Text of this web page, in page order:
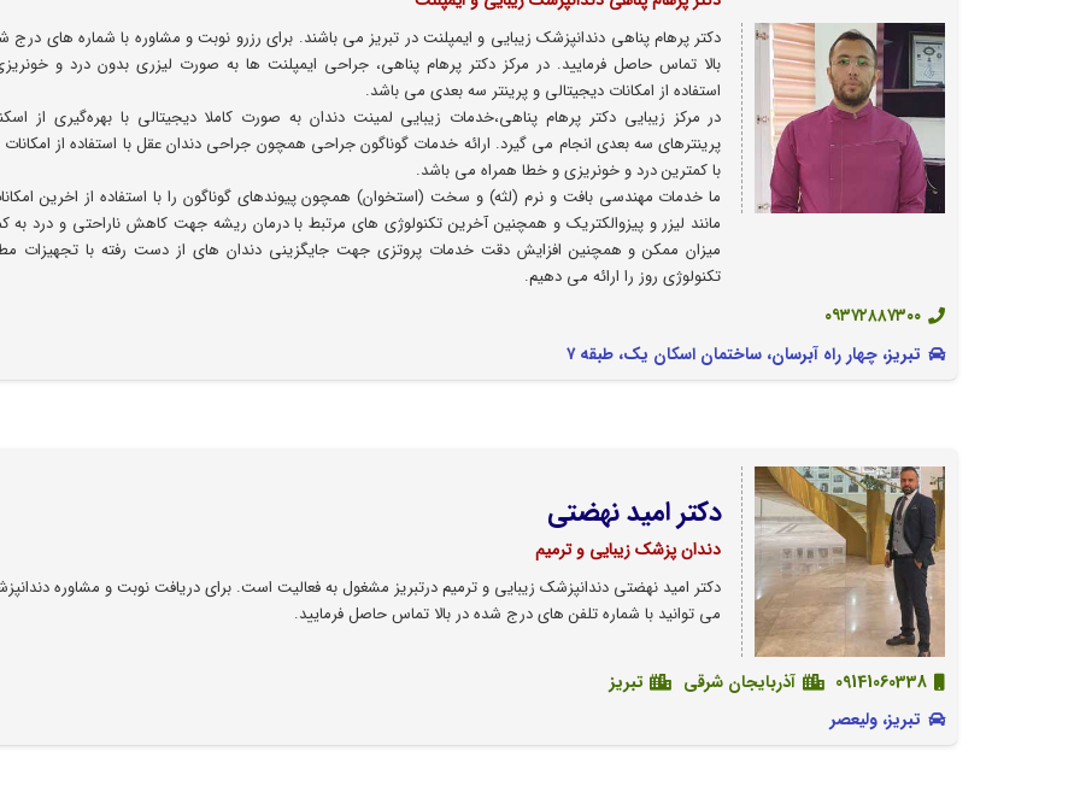
دکتر پرهام پناهی دندانپزشک زیبایی و ایمپلنت در تبریز می باشند. برای رزرو نوبت و مشاوره با شماره های درج
بالا تماس حاصل فرمایید. در مرکز دکتر پرهام پناهی، جراحی ایمپلنت ها به صورت لیزری بدون درد و
استفاده از امکانات دیجیتالی و پرینتر سه بعدی می باشد.
در مرکز زیبایی دکتر پرهام پناهی،خدمات زیبایی لمینت دندان به صورت کاملا دیجیتالی با بهره‌گیری از
پرینترهای سه بعدی انجام می گیرد. ارائه خدمات گوناگون جراحی همچون جراحی دندان عقل با استفاده از امکانات
با کمترین درد و خونریزی و خطا همراه می باشد.
ما خدمات مهندسی بافت و نرم (لثه) و سخت (استخوان) همچون پیوندهای گوناگون را با استفاده از اخرین
مانند لیزر و پیزوالکتریک و همچنین آخرین تکنولوژی های مرتبط با درمان ریشه جهت کاهش ناراحتی و درد به
میزان ممکن و همچنین افزایش دقت خدمات پروتزی جهت جایگزینی دندان های از دست رفته با تجهیزات
تکنولوژی روز را ارائه می دهیم.
۰۹۳۷۲۸۸۷۳۰۰
تبریز، چهار راه آبرسان، ساختمان اسکان یک، طبقه ۷
دکتر امید نهضتی
دندان پزشک زیبایی و ترمیم
دکتر امید نهضتی دندانپزشک زیبایی و ترمیم درتبریز مشغول به فعالیت است. برای دریافت نوبت و مشاوره
می توانید با شماره تلفن های درج شده در بالا تماس حاصل فرمایید.
09141060338 آذربایجان شرقی
تبریز
تبريز، وليعصر